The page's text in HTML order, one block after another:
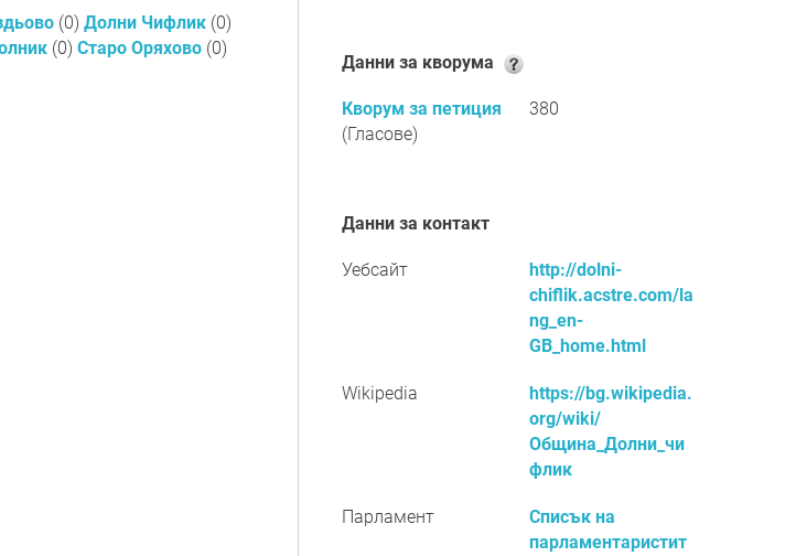
(0) Долни Чифлик (0)
(0) Старо Оряхово (0)
Данни за кворума
Кворум за петиция
(Гласове)
380
Данни за контакт
Уебсайт
http://dolni-
chiflik.acstre.com/la
ng_en-
GB_home.html
Wikipedia
https://bg.wikipedia.
org/wiki/
Община_Долни_чи
флик
Парламент
Списък на
парламентаристит